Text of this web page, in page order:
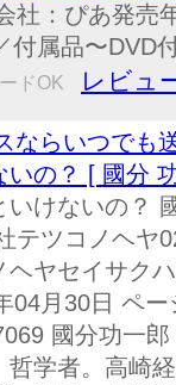
社：ぴあ発売
付属品〜DVD
ドOK レビュ
ならいつで
いの？ [ 國分
いけないの？
テツコノヘ
ヘヤセイサク
04月30日 ペ
國分功一
哲学者。高崎